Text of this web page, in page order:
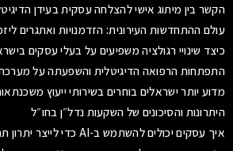
הקשר בין מיתוג אישי להצלחה עסקית בעידן
עולם ההתחדשות העירונית: הזדמנויות ואתגרים
כיצד שינויי רגולציה משפיעים על בעלי עסקים
התפתחות הרפואה הדיגיטלית והשפעתה על
מדוע יותר ישראלים בוחרים בשירותי ייעוץ
היתרונות והסיכונים של השקעות נדל״ן בחו״ל
איך עסקים יכולים להשתמש ב-AI כדי לייצר יתרון תחרותי